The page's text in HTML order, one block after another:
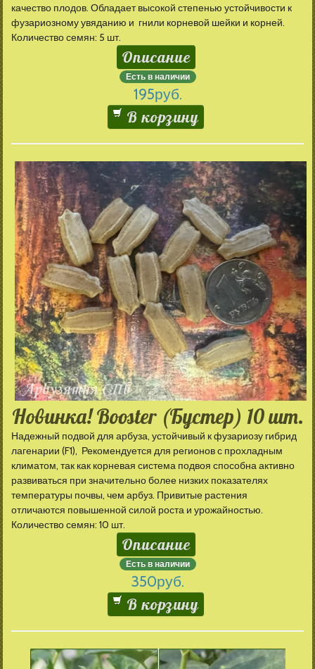
качество плодов. Обладает высокой степенью устойчивости к
фузариозному увяданию и гнили корневой шейки и корней.
Количество семян: 5 шт.
Описание
Есть в наличии
195руб.
В корзину
Новинка! Booster (Бустер) 10 шт.
Надежный подвой для арбуза, устойчивый к фузариозу гибрид
лагенарии (F1), Рекомендуется для регионов с прохладным
климатом, так как корневая система подвоя способна активно
развиваться при значительно более низких показателях
температуры почвы, чем арбуз. Привитые растения
отличаются повышенной силой роста и урожайностью.
Количество семян: 10 шт.
Описание
Есть в наличии
350руб.
В корзину